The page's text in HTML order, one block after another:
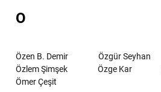
O
Özen B. Demir
Özgür Seyhan
Özlem Şimşek
Özge Kar
Ömer Çeşit